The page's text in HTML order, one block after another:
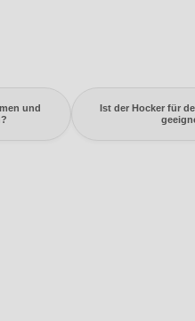
und
Ist der Hocker für